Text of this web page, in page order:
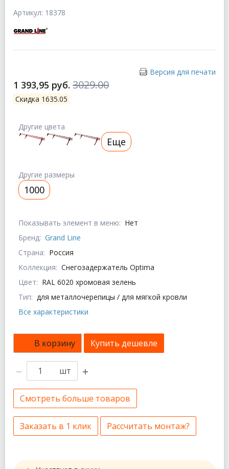
Артикул: 18378
Версия для печати
1 393,95 руб. 3029.00
Скидка 1635.05
Показывать элемент в меню: Нет
Бренд: Grand Line
Страна: Россия
Коллекция: Снегозадержатель Optima
Цвет: RAL 6020 хромовая зелень
Тип: для металлочерепицы / для мягкой кровли
Все характеристики
Другие цвета
Еще
Другие размеры
1000
В корзину Купить дешевле
шт
Смотреть больше товаров
Заказать в 1 клик Рассчитать монтаж?